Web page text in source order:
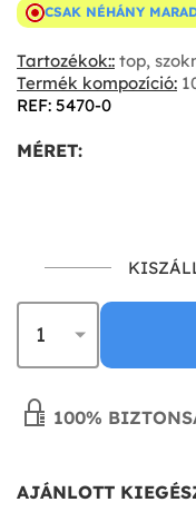
CSAK NÉHÁNY
Tartozékok:: top,
Termék kompozíció:
REF: 5470-0
MÉRET:
100%
AJÁNLOTT